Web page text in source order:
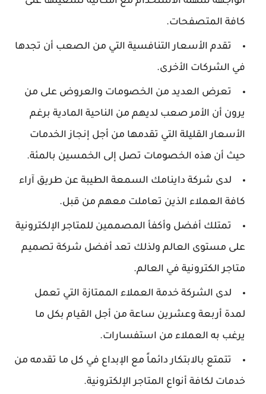
كافة المتصفحات.
تقدم الأسعار التنافسية التي من الصعب أن تجدها
في الشركات الأخرى.
تعرض العديد من الخصومات والعروض على من
يرون أن الأمر صعب لديهم من الناحية المادية برغم
الأسعار القليلة التي تقدمها من أجل إنجاز الخدمات
حيث أن هذه الخصومات تصل إلى الخمسين بالمئة.
لدى شركة داينامك السمعة الطيبة عن طريق آراء
كافة العملاء الذين تعاملت معهم من قبل.
تمتلك أفضل وأكفأ المصممين للمتاجر الإلكترونية
على مستوى العالم ولذلك تعد أفضل شركة تصميم
متاجر الكترونية في العالم.
لدى الشركة خدمة العملاء الممتازة التي تعمل
لمدة أربعة وعشرين ساعة من أجل القيام بكل ما
يرغب به العملاء من استفسارات.
تتمتع بالابتكار دائماً مع الإبداع في كل ما تقدمه من
خدمات لكافة أنواع المتاجر الإلكترونية.